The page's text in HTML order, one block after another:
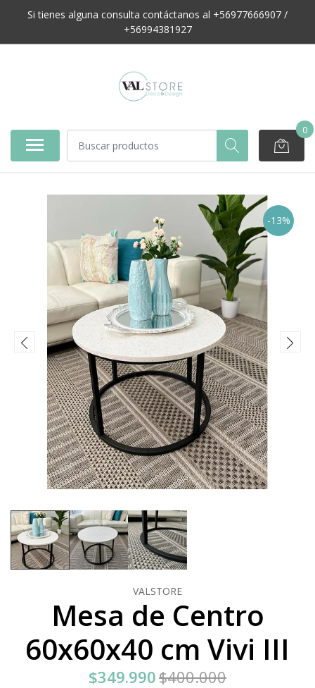
Si tienes alguna consulta contáctanos al +56977666907 /
+56994381927
0
-13%
VALSTORE
Mesa de Centro
60x60x40 cm Vivi III
$349.990$400.000